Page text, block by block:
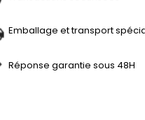
Emballage et transport
Réponse garantie sous 48H